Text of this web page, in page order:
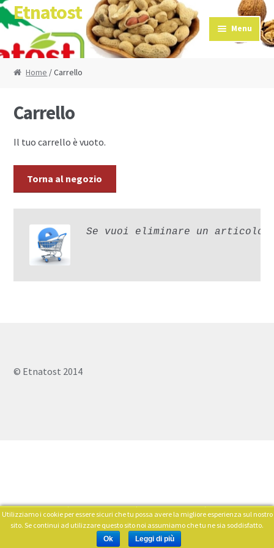
Skip to navigation
Skip to content
Etnatost
Menu
Home / Carrello
Carrello
Il tuo carrello è vuoto.
Torna al negozio
Se vuoi eliminare un
© Etnatost 2014
Cerca:
Utilizziamo i cookie per essere sicuri che tu possa avere la migliore esperienza sul nostro
sito. Se continui ad utilizzare questo sito noi assumiamo che tu ne sia soddisfatto.
Ok Leggi di più